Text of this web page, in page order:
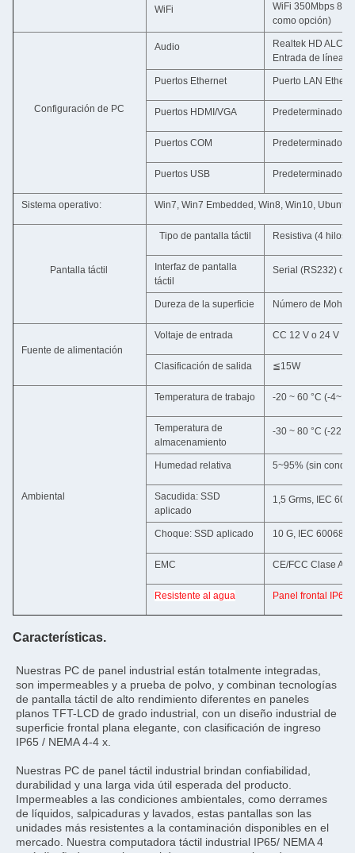
WiFi
WiFi 350Mbps
como opción)
Configuración de PC
Audio
Realtek HD
Entrada de línea/
Puertos Ethernet Puerto LAN
Puertos HDMI/VGA Predeterminado
Puertos COM Predeterminado
Puertos USB Predeterminado
Sistema operativo: Win7, Win7 Embedded, Win8, Win10,
Pantalla táctil
Tipo de pantalla táctil Resistiva (4 hilos/
Interfaz de pantalla
táctil
Serial (RS232) o
Dureza de la superficie Número de Mohs
Fuente de alimentación
Voltaje de entrada CC 12 V o 24 V
Clasificación de salida ≦15W
Ambiental
Temperatura de trabajo -20 ~ 60 °C (-
Temperatura de
almacenamiento
-30 ~ 80 °C (-22 ~
Humedad relativa 5~95% (sin
Sacudida: SSD
aplicado
1,5 Grms, IEC
Choque: SSD aplicado 10 G, IEC 60068-
EMC CE/FCC Clase A
Resistente al agua Panel frontal IP65
Características.
Nuestras PC de panel industrial están totalmente integradas,
son impermeables y a prueba de polvo, y combinan tecnologías
de pantalla táctil de alto rendimiento diferentes en paneles
planos TFT-LCD de grado industrial, con un diseño industrial de
superficie frontal plana elegante, con clasificación de ingreso
IP65 / NEMA 4-4 x.
Nuestras PC de panel táctil industrial brindan confiabilidad,
durabilidad y una larga vida útil esperada del producto.
Impermeables a las condiciones ambientales, como derrames
de líquidos, salpicaduras y lavados, estas pantallas son las
unidades más resistentes a la contaminación disponibles en el
mercado. Nuestra computadora táctil industrial IP65/ NEMA 4